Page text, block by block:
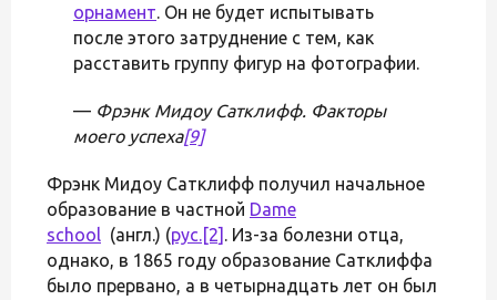
орнамент. Он не будет испытывать
после этого затруднение с тем, как
расставить группу фигур на фотографии.
— Фрэнк Мидоу Сатклифф. Факторы
моего успеха[9]
Фрэнк Мидоу Сатклифф получил начальное
образование в частной Dame
school (англ.) (рус.[2] . Из-за болезни отца,
однако, в 1865 году образование Сатклиффа
было прервано, а в четырнадцать лет он был